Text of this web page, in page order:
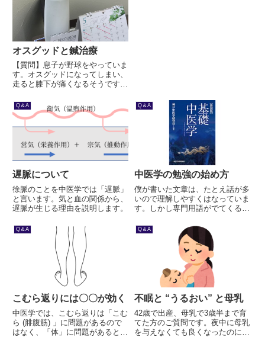
オスグッドと鍼治療
【質問】息子が野球をやっていま
す。オスグッドになってしまい、
走ると膝下が痛くなるそうです。
答】オスグッドの病位は足陽明胃
経が深く関わります。前脛骨筋
(すね) が非常に固くなっている場
合が多いかと思います。前脛骨...
Q＆A
遅脈について
徐脈のことを中医学では「遅脈」
と言います。気と血の関係から、
遅脈が生じる理由を説明します。
Q＆A
中医学の勉強の始め方
僕が書いた文章は、たとえ話が多
いので理解しやすくはなっていま
す。しかし専門用語がでてくると
門用語を「中医基礎理論」で調べ
ながら勉強をすすめると、中医学
の全容が見えてくるかと思いま
Q＆A
こむら返りには〇〇が効く
中医学では、こむら返りは「こむ
ら (腓腹筋) 」に問題があるので
はなく、「体」に問題があると考
Q＆A
不眠と “うるおい” と母乳
42歳で出産、母乳で3歳半まで育
てた方のご質問です。夜中に母乳
を与えなくても良くなったのに、